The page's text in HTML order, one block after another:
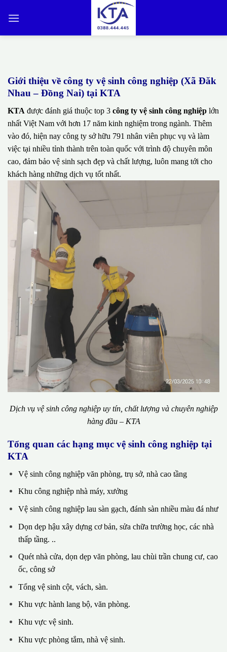
qua
Giới thiệu về công ty vệ sinh công nghiệp (Xã Đăk
Nhau – Đồng Nai) tại KTA
KTA được đánh giá thuộc top 3 công ty vệ sinh công nghiệp lớn
nhất Việt Nam với hơn 17 năm kinh nghiệm trong ngành. Thêm
vào đó, hiện nay công ty sở hữu 791 nhân viên phục vụ và làm
việc tại nhiều tỉnh thành trên toàn quốc với trình độ chuyên môn
cao, đảm bảo vệ sinh sạch đẹp và chất lượng, luôn mang tới cho
khách hàng những dịch vụ tốt nhất.
Dịch vụ vệ sinh công nghiệp uy tín, chất lượng và chuyên nghiệp
hàng đầu – KTA
Tổng quan các hạng mục vệ sinh công nghiệp tại
KTA
Vệ sinh công nghiệp văn phòng, trụ sở, nhà cao tầng
Khu công nghiệp nhà máy, xưởng
Vệ sinh công nghiệp lau sàn gạch, đánh sàn nhiều màu đá như
Dọn dẹp hậu xây dựng cơ bản, sửa chữa trường học, các nhà
thấp tầng. ..
Quét nhà cửa, dọn dẹp văn phòng, lau chùi trần chung cư, cao
ốc, công sở
Tổng vệ sinh cột, vách, sàn.
Khu vực hành lang bộ, văn phòng.
Khu vực vệ sinh.
Khu vực phòng tắm, nhà vệ sinh.